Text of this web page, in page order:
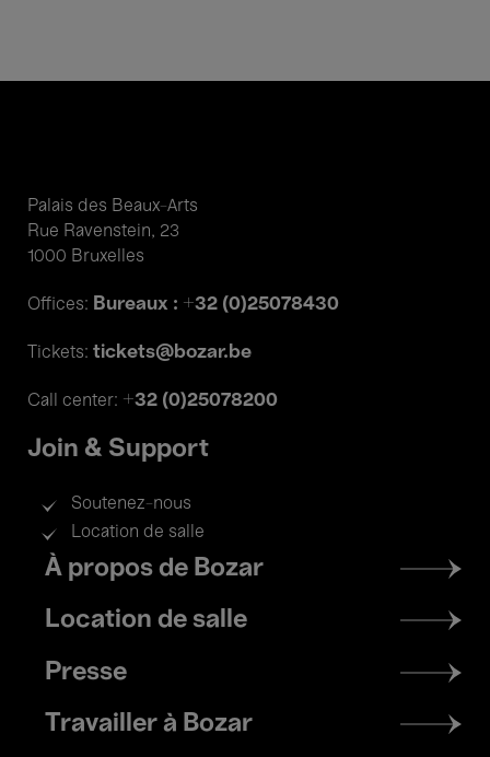
Palais des Beaux-Arts
Rue Ravenstein, 23
1000 Bruxelles
Offices: Bureaux : +32 (0)25078430
Tickets: tickets@bozar.be
Call center: +32 (0)25078200
Join & Support
Soutenez-nous
Location de salle
Footer
menu
À propos de Bozar
Location de salle
Presse
Travailler à Bozar